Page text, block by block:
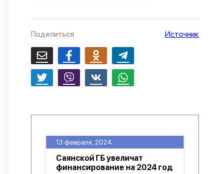
Поделиться Источник
13 февраля, 2024
Саянской ГБ увеличат
финансирование на 2024 год